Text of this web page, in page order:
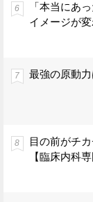
「本当にあ
イメージが
最強の原動
目の前がチ
【臨床内科